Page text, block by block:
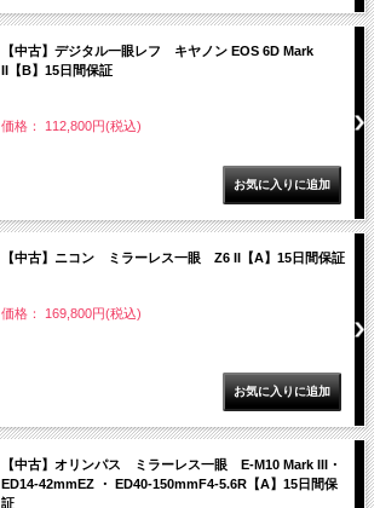
【中古】デジタル一眼レフ キヤノン EOS 6D Mark
II【B】15日間保証
価格： 112,800円(税込)
【中古】ニコン ミラーレス一眼 Z6 II【A】15日間保証
価格： 169,800円(税込)
【中古】オリンパス ミラーレス一眼 E-M10 Mark III・
ED14-42mmEZ ・ ED40-150mmF4-5.6R【A】15日間保
証